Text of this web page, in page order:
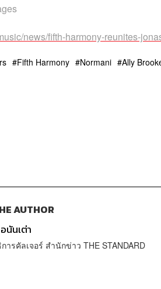
news/fifth-harmony-reunites-
Fifth Harmony Normani Ally
AUTHOR
นเต่า
ารคัลเจอร์ สำนักข่าว THE STANDARD